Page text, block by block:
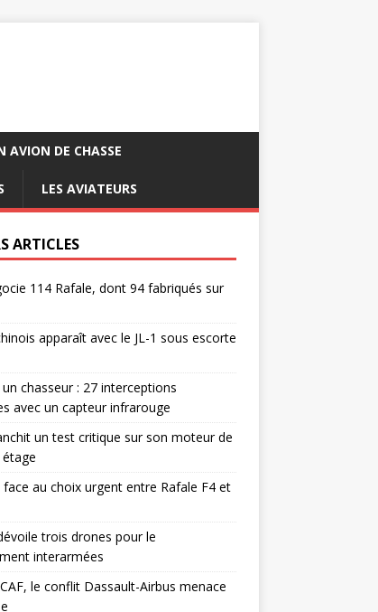
AVION DE CHASSE
LES AVIATEURS
ARTICLES
114 Rafale, dont 94 fabriqués sur
apparaît avec le JL-1 sous escorte
un chasseur : 27 interceptions
avec un capteur infrarouge
un test critique sur son moteur de
face au choix urgent entre Rafale F4 et
trois drones pour le
interarmées
le conflit Dassault-Airbus menace